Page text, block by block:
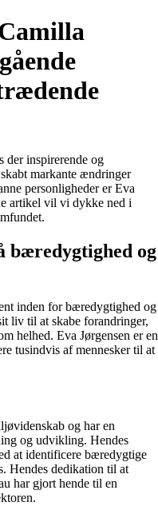
der inspirerende og
markante ændringer
personligheder er Eva
artikel vil vi dykke ned i
bæredygtighed og
inden for bæredygtighed og
liv til at skabe forandringer,
helhed. Eva Jørgensen er en
tusindvis af mennesker til at
og har en
og udvikling. Hendes
at identificere bæredygtige
Hendes dedikation til at
har gjort hende til en